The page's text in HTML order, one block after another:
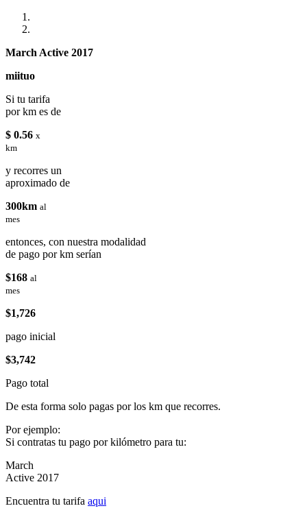
March Active 2017
miituo
Si tu tarifa
por km es de
$ 0.56 x
km
y recorres un
aproximado de
300km al
mes
entonces, con nuestra modalidad
de pago por km serían
$168 al
mes
$1,726
pago inicial
$3,742
Pago total
De esta forma solo pagas por los km que recorres.
Por ejemplo:
Si contratas tu pago por kilómetro para tu:
March
Active 2017
Encuentra tu tarifa aqui